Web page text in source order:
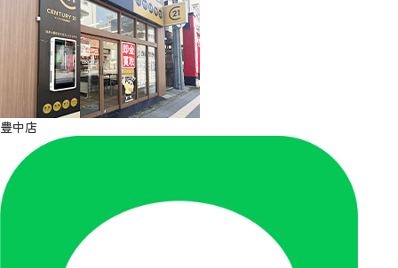
豊中店